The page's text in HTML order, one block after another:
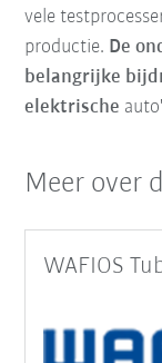
vele
productie. De
belangrijke
elektrische
Meer over
WAFIOS